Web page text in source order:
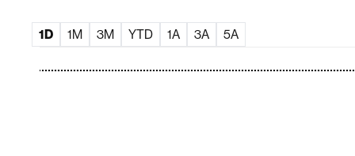
1D 1M 3M YTD 1A 3A 5A